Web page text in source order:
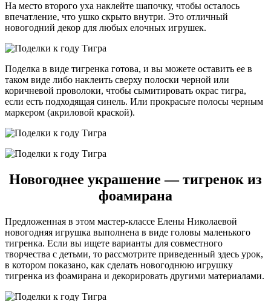
На место второго уха наклейте шапочку, чтобы осталось
впечатление, что ушко скрыто внутри. Это отличный
новогодний декор для любых елочных игрушек.
Поделка в виде тигренка готова, и вы можете оставить ее в
таком виде либо наклеить сверху полоски черной или
коричневой проволоки, чтобы сымитировать окрас тигра,
если есть подходящая синель. Или прокрасьте полосы черным
маркером (акриловой краской).
Новогоднее украшение — тигренок из
фоамирана
Предложенная в этом мастер-классе Елены Николаевой
новогодняя игрушка выполнена в виде головы маленького
тигренка. Если вы ищете варианты для совместного
творчества с детьми, то рассмотрите приведенный здесь урок,
в котором показано, как сделать новогоднюю игрушку
тигренка из фоамирана и декорировать другими материалами.